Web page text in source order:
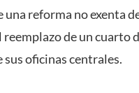
una reforma no exenta
reemplazo de un
oficinas centrales.